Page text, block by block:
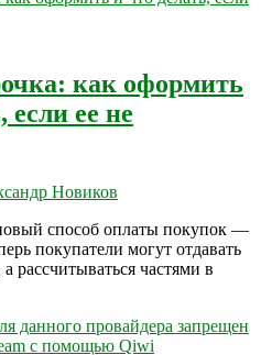
как оформить
если ее не
Новиков
способ оплаты покупок —
покупатели могут отдавать
рассчитываться частями в